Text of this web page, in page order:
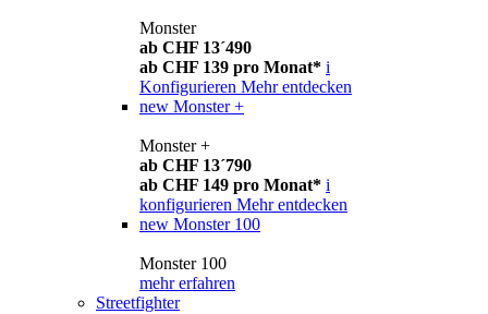
Monster
ab CHF 13´490
ab CHF 139 pro Monat* i
Konfigurieren Mehr entdecken
new Monster +
Monster +
ab CHF 13´790
ab CHF 149 pro Monat* i
konfigurieren Mehr entdecken
new Monster 100
Monster 100
mehr erfahren
Streetfighter